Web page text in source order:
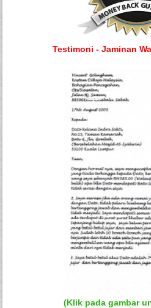
Testimoni - Jaminan
(Klik pada gambar